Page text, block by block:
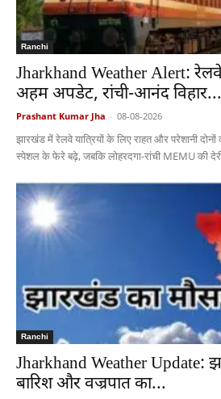
Ranchi
Jharkhand Weather Alert: रेलवे
अहम अपडेट, रांची-आनंद विहार...
Prashant Kumar Jha - 08-08-2026
झारखंड में रेलवे यात्रियों के लिए राहत और परेशानी
स्पेशल के फेरे बढ़े, जबकि लोहरदगा-रांची MEMU की
Ranchi
Jharkhand Weather Update:
बारिश और वज्रपात का...